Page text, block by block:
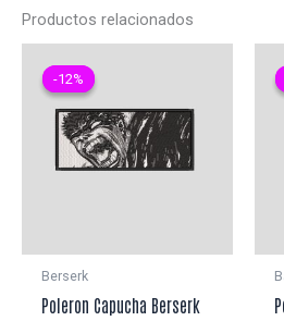
Productos relacionados
-12%
-12%
Berserk
Poleron Capucha Berserk